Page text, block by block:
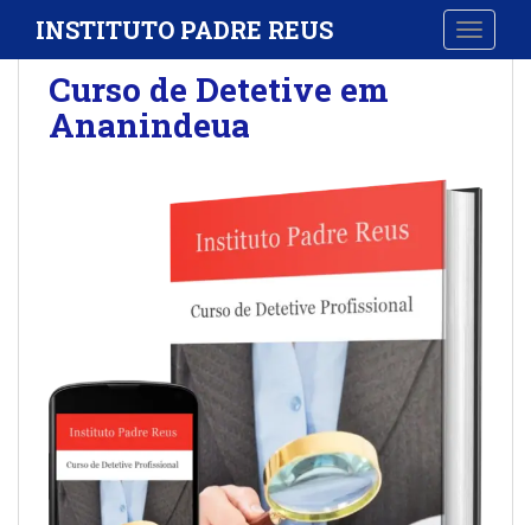
i
INSTITUTO PADRE REUS
Curso de Detetive em
Ananindeua